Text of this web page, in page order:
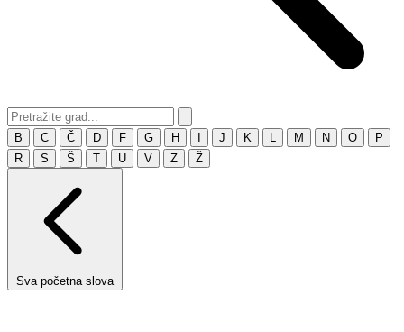
B C Č D F G H J K M N O
P
R
S Š T U V Z Ž
Sva početna slova